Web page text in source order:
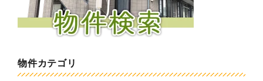
物件カテゴリ